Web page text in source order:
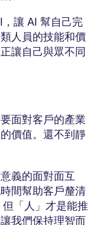
讓 AI 幫自己完
人員的技能和價
讓自己與眾不同
面對客戶的產業
價值。還不到靜
義的面對面互
間幫助客戶釐清
「人」才是能推
我們保持理智而